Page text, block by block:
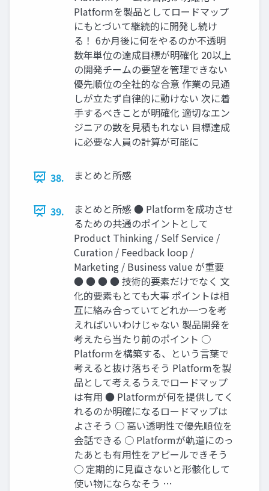
Platformを製品としてロードマップ
にもとづいて継続的に開発し続け
る！ 6か月後に何をやるのか不透明
数年単位の達成目標が明確化 20以上
の開発チームの要望を管理できない
優先順位の全社的な合意 作業の見通
しが立たず自律的に動けない 次に着
手するべきことが明確化 適切なエン
ジニアの数を見積もれない 目標達成
に必要な人員の計算が可能に
38. まとめと所感
39.
まとめと所感 ● Platformを成功させ
るための共通のポイントとして
Product Thinking / Self Service /
Curation / Feedback loop /
Marketing / Business value が重要
● ● ● ● 技術的要素だけでなく 文
化的要素もとても大事 ポイントは相
互に絡み合っていてどれか一つを考
えればいいわけじゃない 製品開発を
考えたら当たり前のポイント ○
Platformを構築する、という言葉で
考えると抜け落ちそう Platformを製
品として考えるうえでロードマップ
は有用 ● Platformが何を提供してく
れるのか明確になるロードマップは
よさそう ○ 高い透明性で優先順位を
会話できる ○ Platformが軌道にのっ
たあとも有用性をアピールできそう
○ 定期的に見直さないと形骸化して
使い物にならなそう …